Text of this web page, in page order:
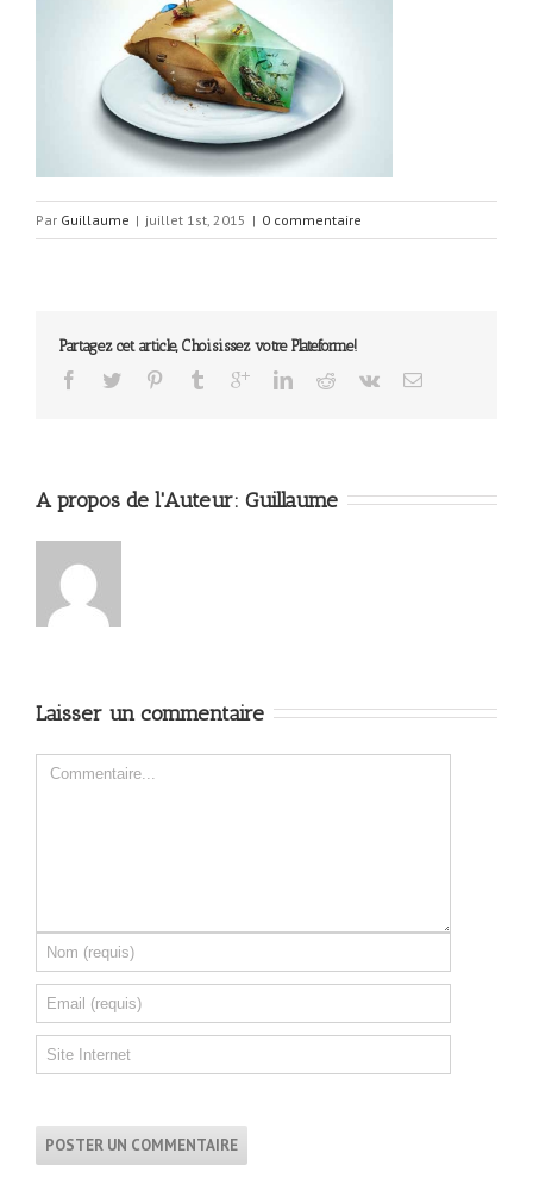
Par Guillaume | juillet 1st, 2015 | 0 commentaire
Partagez cet article, Choisissez votre Plateforme!
A propos de l'Auteur: Guillaume
Laisser un commentaire